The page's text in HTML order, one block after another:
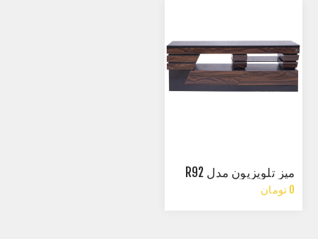
میز تلویزیون مدل R92
0 تومان